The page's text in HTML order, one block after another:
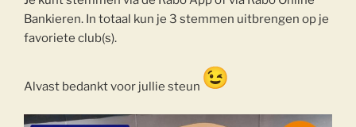
Bankieren. In totaal kun je 3 stemmen uitbrengen op je
favoriete club(s).
Alvast bedankt voor jullie steun